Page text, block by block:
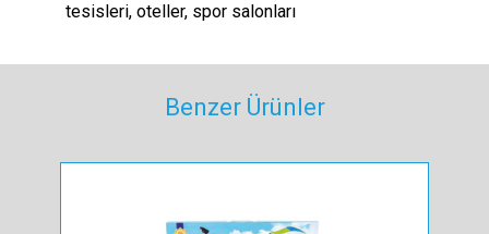
tesisleri, oteller, spor salonları
Benzer Ürünler